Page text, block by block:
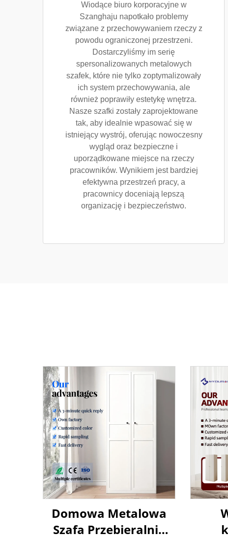
Wiodące biuro korporacyjne w
Szanghaju napotkało problemy
związane z przechowywaniem rzeczy z
powodu ograniczonej przestrzeni.
Dostarczyliśmy im serię
spersonalizowanych metalowych
szafek, które nie tylko zoptymalizowały
ich system przechowywania, ale
również poprawiły estetykę wnętrza.
Nasze szafki zostały zaprojektowane
tak, aby idealnie wpasować się w
istniejący wystrój, oferując nowoczesny
wygląd oraz bezpieczne i
uporządkowane miejsce na rzeczy
pracowników. Wynikiem jest bardziej
efektywna przestrzeń pracy, a
pracownicy doceniają lepszą
organizację i bezpieczeństwo.
Domowa Metalowa
Szafa Przebieralnia